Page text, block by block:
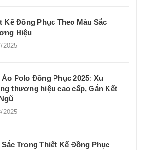
Kế Đồng Phục Theo Màu Sắc
Hiệu
2025
Áo Polo Đồng Phục 2025: Xu
thương hiệu cao cấp, Gắn Kết
2025
Sắc Trong Thiết Kế Đồng Phục